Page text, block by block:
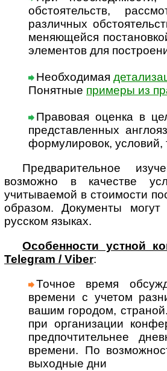
обстоятельств,
различных
меняющейся
элементов для
Необходимая
Понятные примеры из
Правовая оценка в
представленных
формулировок, условий,
Предварительное
возможно в качестве
учитываемой в стоимости
образом. Документы могут
русском языках.
Особенности устной
Telegram / Viber:
Точное время
времени с учетом
вашим городом,
при организации
предпочтительнее
времени. По
выходные дни